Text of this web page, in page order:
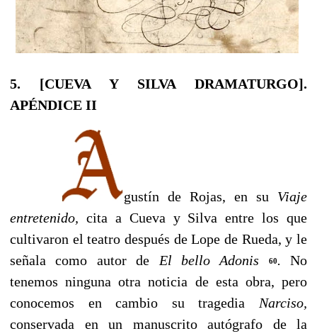
5. [CUEVA Y SILVA DRAMATURGO].
APÉNDICE II
gustín de Rojas, en su Viaje
entretenido, cita a Cueva y Silva entre los que
cultivaron el teatro después de Lope de Rueda, y le
señala como autor de El bello Adonis 60. No
tenemos ninguna otra noticia de esta obra, pero
conocemos en cambio su tragedia Narciso,
conserva­da en un manuscrito autógrafo de la